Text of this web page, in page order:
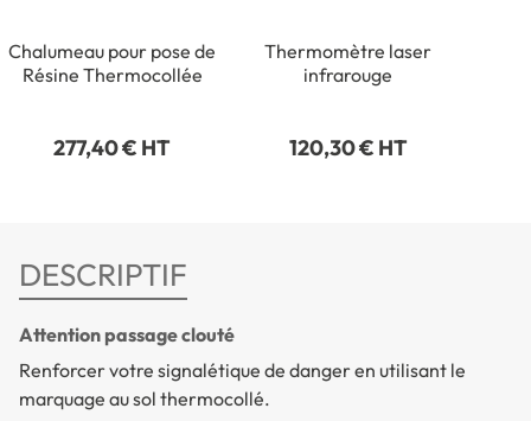
Chalumeau pour pose de
Résine Thermocollée
277,40 € HT
Thermomètre laser
infrarouge
120,30 € HT
DESCRIPTIF
Attention passage clouté
Renforcer votre signalétique de danger en utilisant le
marquage au sol thermocollé.